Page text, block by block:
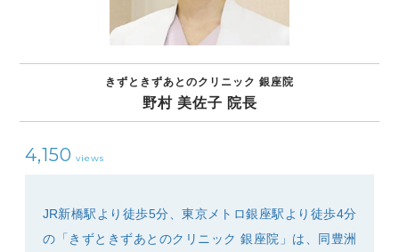
きずときずあとのクリニック 銀座院
野村 美佐子 院長
4,150 views
JR新橋駅より徒歩5分、東京メトロ銀座駅より徒歩4分
の「きずときずあとのクリニック 銀座院」は、同豊洲